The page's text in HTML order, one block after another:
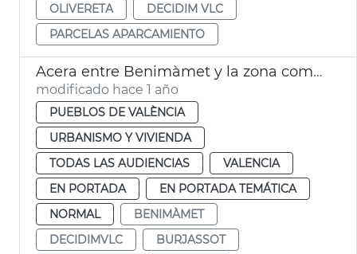
OLIVERETA
DECIDIM VLC
PARCELAS APARCAMIENTO
Acera entre Benimàmet y la zona comercial de Burjassot
modificado hace 1 año
PUEBLOS DE VALÈNCIA
URBANISMO Y VIVIENDA
TODAS LAS AUDIENCIAS
VALENCIA
EN PORTADA
EN PORTADA TEMÁTICA
NORMAL
BENIMÀMET
DECIDIMVLC
BURJASSOT